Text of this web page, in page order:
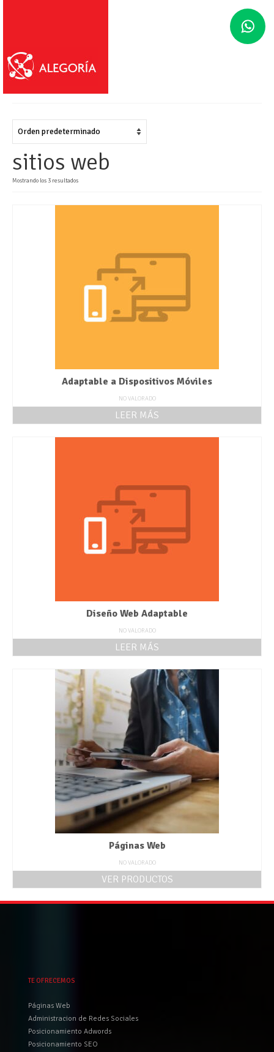
sitios web
Mostrando los 3 resultados
Adaptable a Dispositivos Móviles
NO VALORADO
LEER MÁS
Diseño Web Adaptable
NO VALORADO
LEER MÁS
Páginas Web
NO VALORADO
VER PRODUCTOS
TE OFRECEMOS
Páginas Web
Administracion de Redes Sociales
Posicionamiento Adwords
Posicionamiento SEO